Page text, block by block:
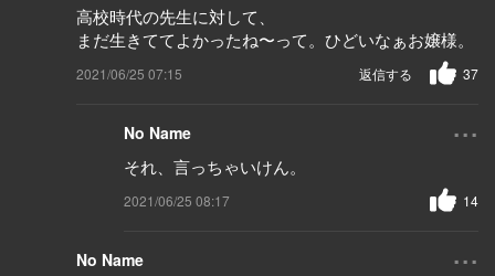
高校時代の先生に対して、
まだ生きててよかったね〜って。ひどいなぁお嬢様。
2021/06/25 07:15 37
返信する
No Name ...
それ、言っちゃいけん。
2021/06/25 08:17 14
No Name ...